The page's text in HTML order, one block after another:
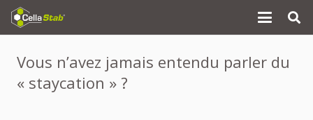
Vous n’avez jamais entendu parler du
« staycation » ?